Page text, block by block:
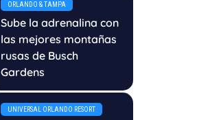
ORLANDO & TAMPA
Sube la adrenalina con
las mejores montañas
rusas de Busch
Gardens
UNIVERSAL ORLANDO RESORT